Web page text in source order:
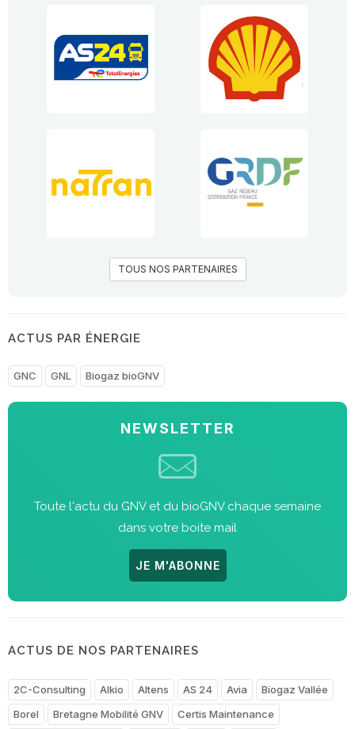
TOUS NOS PARTENAIRES
ACTUS PAR ÉNERGIE
GNC GNL Biogaz bioGNV
NEWSLETTER
Toute l'actu du GNV et du bioGNV chaque semaine
dans votre boite mail
JE M'ABONNE
ACTUS DE NOS PARTENAIRES
2C-Consulting Alkio Altens AS 24 Avia
Biogaz Vallée
Borel
Bretagne Mobilité GNV
Certis Maintenance